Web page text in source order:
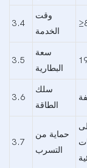
3.4
وقت
الخدمة
3.5
سعة
البطارية
3.6
سلك
الطاقة
3.7
حماية من
التسرب